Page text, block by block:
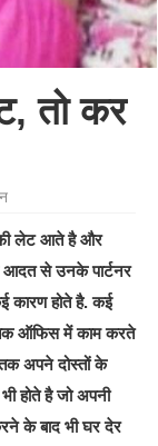
तो कर
लेट आते है और
आदत से उनके पार्टनर
कारण होते है. कई
ऑफिस में काम करते
अपने दोस्तों के
होते है जो अपनी
के बाद भी घर देर